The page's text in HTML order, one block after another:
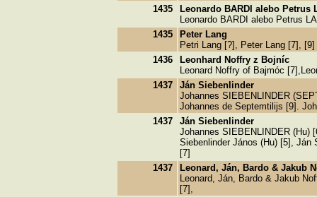
1435
Leonardo BARDI alebo Petrus
Leonardo BARDI alebo Petrus
1435
Peter Lang
Petri Lang [?], Peter Lang [7], [9]
1436
Leonhard Noffry z Bojníc
Leonard Noffry of Bajmóc
1437
Ján Siebenlinder
Johannes SIEBENLINDER
Johannes de Septemtilijs [9].
1437
Ján Siebenlinder
Johannes SIEBENLINDER (Hu)
Siebenlinder János (Hu) [5], Ján
[7]
1437
Leonard, Ján, Bardo & Jakub
Leonard, Ján, Bardo & Jakub
[7],